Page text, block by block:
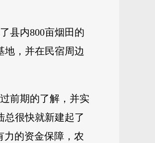
县内800亩烟田的
地，并在民宿周边
前期的了解，并实
总很快就新建起了
力的资金保障，农